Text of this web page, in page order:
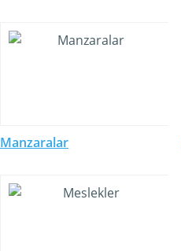
Manzaralar